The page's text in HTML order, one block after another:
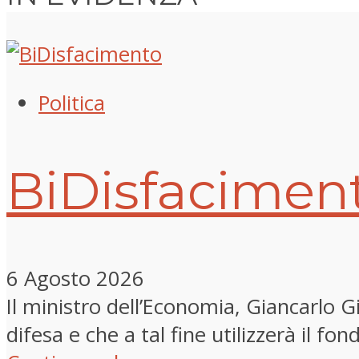
Politica
6 Agosto 2026
Il ministro dell’Economia, Giancarlo
difesa e che a tal fine utilizzerà il